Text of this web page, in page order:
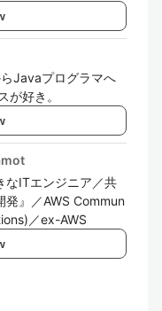
Javaプログラマへ
が好き。
なITエンジニア／共
発』／AWS Commun
／ex-AWS